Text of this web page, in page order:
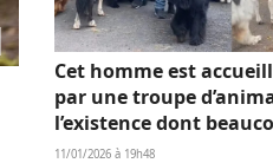
Cet homme est
par une troupe
l’existence dont
(vidéo)
11/01/2026 à 19h48